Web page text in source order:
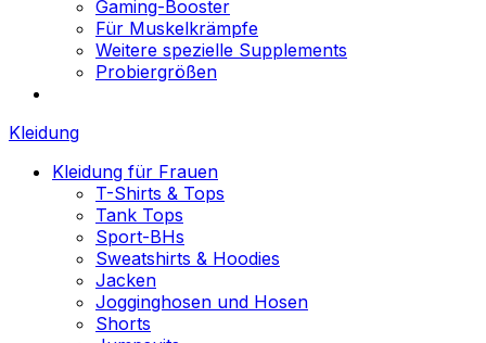
Gaming-Booster
Für Muskelkrämpfe
Weitere spezielle Supplements
Probiergrößen
Kleidung
Kleidung für Frauen
T-Shirts & Tops
Tank Tops
Sport-BHs
Sweatshirts & Hoodies
Jacken
Jogginghosen und Hosen
Shorts